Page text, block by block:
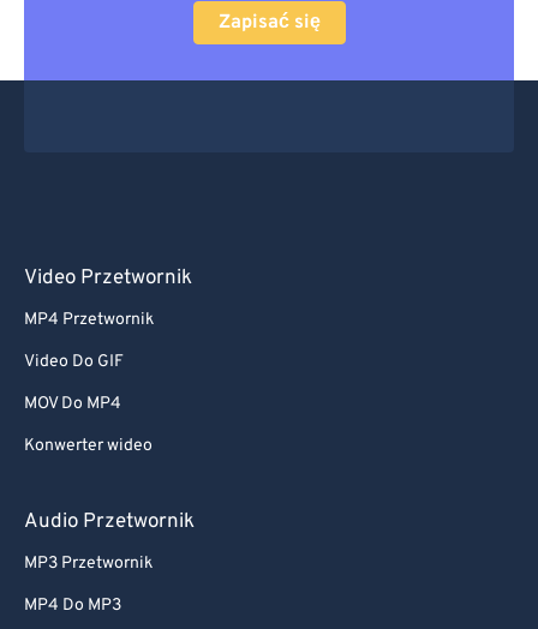
Zapisać się
Video Przetwornik
MP4 Przetwornik
Video Do GIF
MOV Do MP4
Konwerter wideo
Audio Przetwornik
MP3 Przetwornik
MP4 Do MP3